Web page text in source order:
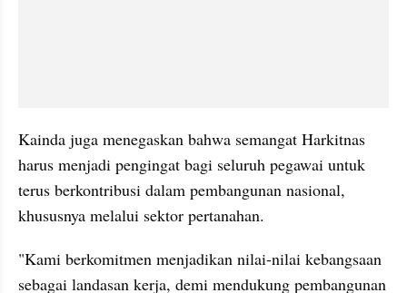
Kainda juga menegaskan bahwa semangat Harkitnas
harus menjadi pengingat bagi seluruh pegawai untuk
terus berkontribusi dalam pembangunan nasional,
khususnya melalui sektor pertanahan.
"Kami berkomitmen menjadikan nilai-nilai kebangsaan
sebagai landasan kerja, demi mendukung pembangunan